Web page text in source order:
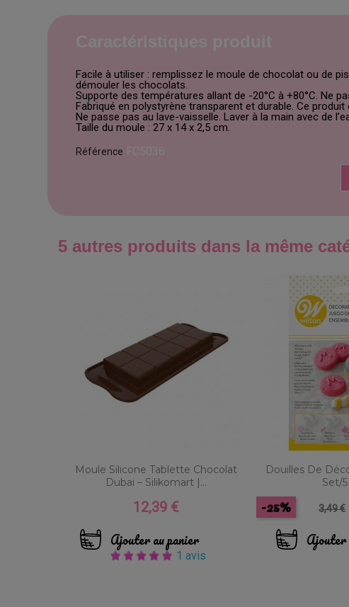
Facile à utiliser : remplissez le moule de chocolat ou de
démouler les chocolats.
Supporte des températures allant de -20°C à +80°C. Ne
Fabriqué en polystyrène transparent et durable. Ce
Ne passe pas au lave-vaisselle. Laver à la main avec de
Taille du moule : 27 x 14 x 2,5 cm.
Référence
5 autres produits dans la même
Moule Silicone Tablette Chocolat
Dubai – Silikomart |...
Prix
12,39 €
Ajouter au panier
1 avis
Douilles De
Set/
Prix
base
3,49 €
-25%
Ajouter